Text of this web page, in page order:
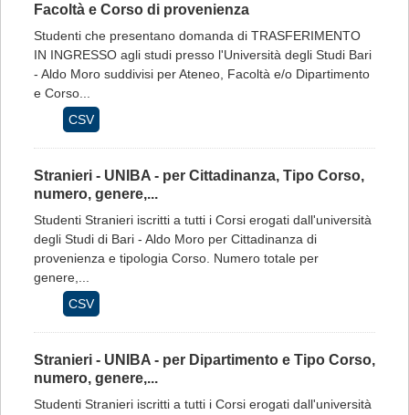
Facoltà e Corso di provenienza
Studenti che presentano domanda di TRASFERIMENTO
IN INGRESSO agli studi presso l'Università degli Studi Bari
- Aldo Moro suddivisi per Ateneo, Facoltà e/o Dipartimento
e Corso...
CSV
Stranieri - UNIBA - per Cittadinanza, Tipo Corso,
numero, genere,...
Studenti Stranieri iscritti a tutti i Corsi erogati dall'università
degli Studi di Bari - Aldo Moro per Cittadinanza di
provenienza e tipologia Corso. Numero totale per
genere,...
CSV
Stranieri - UNIBA - per Dipartimento e Tipo Corso,
numero, genere,...
Studenti Stranieri iscritti a tutti i Corsi erogati dall'università